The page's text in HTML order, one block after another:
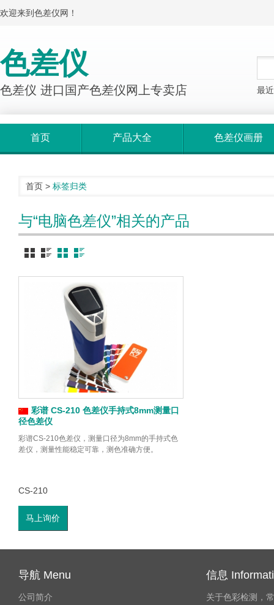
欢迎来到色差仪网！
色差仪
色差仪 进口国产色差仪网上专卖店 最
首页 产品大全 色差仪画册
首页 > 标签归类
与“电脑色差仪”相关的产品
彩谱 CS-210 色差仪手持式8mm测量口
径色差仪
彩谱CS-210色差仪，测量口径为8mm的手持式色
差仪，测量性能稳定可靠，测色准确方便。
CS-210
马上询价
导航 Menu
公司简介
信息
关于色彩检测，